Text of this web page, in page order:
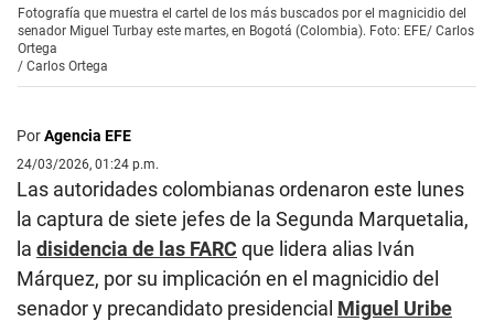
Fotografía que muestra el cartel de los más buscados por el magnicidio del
senador Miguel Turbay este martes, en Bogotá (Colombia). Foto: EFE/ Carlos
Ortega
/ Carlos Ortega
PorAgencia EFE
24/03/2026, 01:24 p.m.
Las autoridades colombianas ordenaron este lunes
la captura de siete jefes de la Segunda Marquetalia,
la disidencia de las FARC que lidera alias Iván
Márquez, por su implicación en el magnicidio del
senador y precandidato presidencial Miguel Uribe